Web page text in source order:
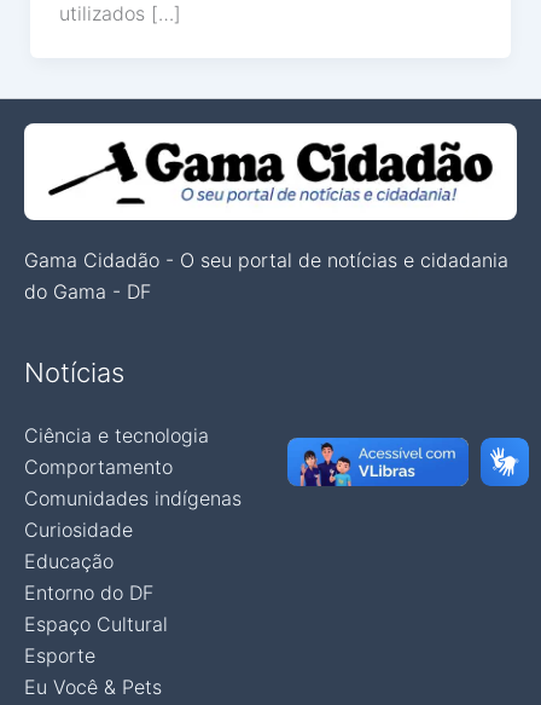
utilizados […]
Gama Cidadão - O seu portal de notícias e cidadania
do Gama - DF
Notícias
Ciência e tecnologia
Comportamento
Comunidades indígenas
Curiosidade
Educação
Entorno do DF
Espaço Cultural
Esporte
Eu Você & Pets